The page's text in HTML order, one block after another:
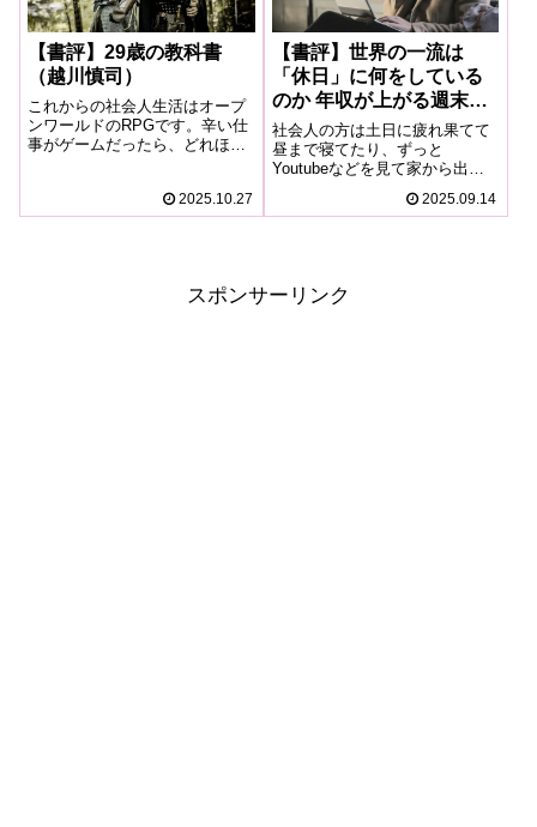
【書評】29歳の教科書
（越川慎司）
これからの社会人生活はオープ
ンワールドのRPGです。辛い仕
事がゲームだったら、どれほど
が、近い未来に本当にそんな時
代が来つつあります。そんな新
2025.10.27
【書評】世界の一流は
「休日」に何をしている
のか 年収が上がる週末の
過ごし方（越川慎司）
社会人の方は土日に疲れ果てて
昼まで寝てたり、ずっと
Youtubeなどを見て家から出な
しょうか。日本は残業が多く忙
ぜかそれでも疲れ...
2025.09.14
スポンサーリンク